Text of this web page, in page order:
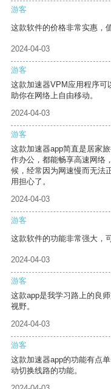
游客
这款软件的价格非常实惠，
2024-04-03
游客
这款加速器VPM应用程序可
助你在网络上自由移动。
2024-04-03
游客
这款加速器app简直是居家
作办公，都能畅享高速网络
候，经常因为网速慢而无法
用担心了。
2024-04-03
游客
这款软件的功能非常强大，
2024-04-03
游客
这款app是我学习路上的良
视野。
2024-04-03
游客
这款加速器app的功能有点
动切换线路的功能。